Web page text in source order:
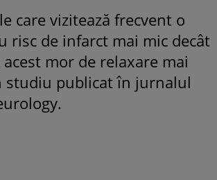
care vizitează frecvent o
risc de infarct mai mic decât
acest mor de relaxare mai
studiu publicat în jurnalul